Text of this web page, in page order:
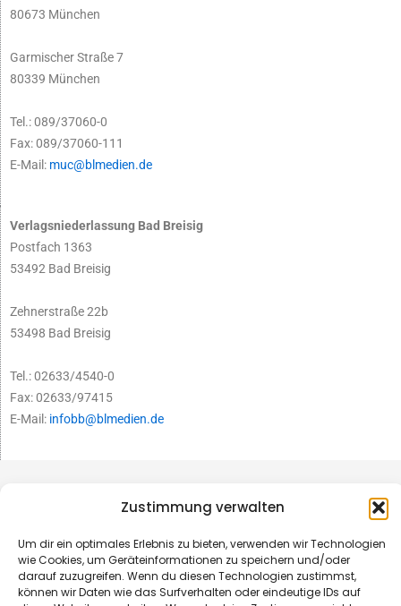
Zustimmung verwalten
Um dir ein optimales Erlebnis zu bieten, verwenden wir Technologien
wie Cookies, um Geräteinformationen zu speichern und/oder
darauf zuzugreifen. Wenn du diesen Technologien zustimmst,
können wir Daten wie das Surfverhalten oder eindeutige IDs auf
80673 München
Garmischer Straße 7
80339 München
Tel.: 089/37060-0
Fax: 089/37060-111
E-Mail: muc@blmedien.de
Verlagsniederlassung Bad Breisig
Postfach 1363
53492 Bad Breisig
Zehnerstraße 22b
53498 Bad Breisig
Tel.: 02633/4540-0
Fax: 02633/97415
E-Mail: infobb@blmedien.de